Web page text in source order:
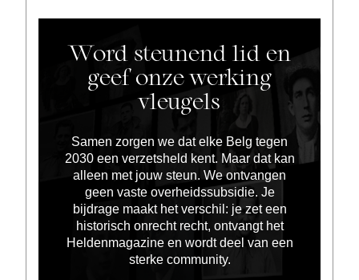
Word steunend lid en
geef onze werking
vleugels
Samen zorgen we dat elke Belg tegen
2030 een verzetsheld kent. Maar dat kan
alleen met jouw steun. We ontvangen
geen vaste overheidssubsidie. Je
bijdrage maakt het verschil: je zet een
historisch onrecht recht, ontvangt het
Heldenmagazine en wordt deel van een
sterke community.